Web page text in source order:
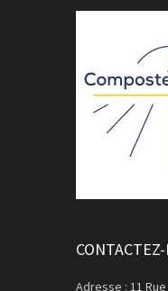
Adresse : 11 Rue